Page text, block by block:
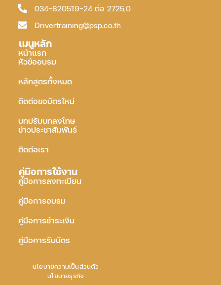
034-820519-24 ต่อ 2725,0
Drivertraining@psp.co.th
เมนูหลัก
หน้าแรก
หัวข้ออบรม
หลักสูตรทั้งหมด
ติดต่อขอบัตรใหม่
บทปรับบทลงโทษ
ข่าวประชาสัมพันธ์
ติดต่อเรา
คู่มือการใช้งาน
คู่มือการลงทะเบียน
คู่มือการอบรม
คู่มือการชำระเงิน
คู่มือการรับบัตร
นโยบายความเป็นส่วนตัว
นโยบายธุรกิจ